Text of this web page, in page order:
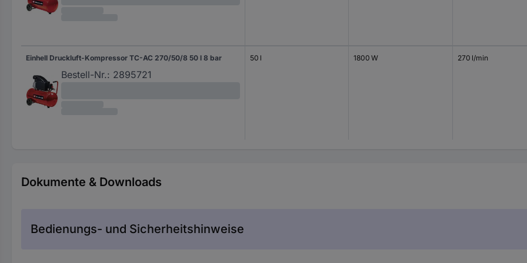
Einhell Druckluft-Kompressor TC-AC 270/50/8 50 l 8 bar
Bestell-Nr.: 2895721
50 l 1800 W 270 l/min
Dokumente & Downloads
Bedienungs- und Sicherheitshinweise